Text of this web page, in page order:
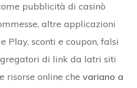
pubblicità di casinò
altre applicazioni
Play, sconti e coupon, falsi
di link da latri siti
risorse online che variano a